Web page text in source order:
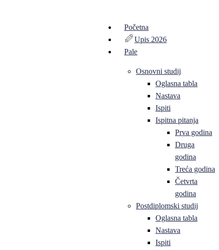
Početna
Upis 2026
Pale
Osnovni studij
Oglasna tabla
Nastava
Ispiti
Ispitna pitanja
Prva godina
Druga
godina
Treća godina
Četvrta
godina
Postdiplomski studij
Oglasna tabla
Nastava
Ispiti